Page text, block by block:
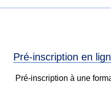
Pré-inscription en
Pré-inscription à une